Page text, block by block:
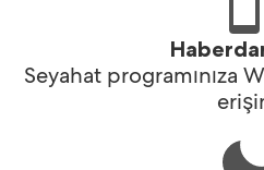
Seyahat programınıza